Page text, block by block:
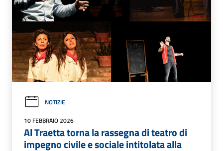
NOTIZIE
10 FEBBRAIO 2026
Al Traetta torna la rassegna di teatro di
impegno civile e sociale intitolata alla